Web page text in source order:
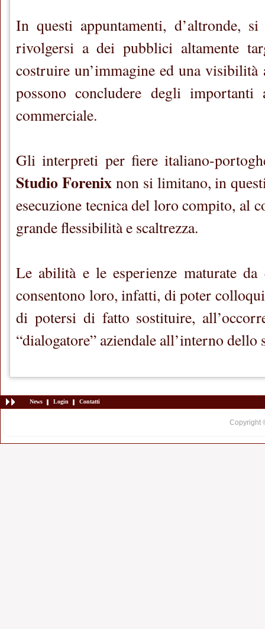
In questi appuntamenti, d’altronde,
rivolgersi a dei pubblici altamente
costruire un’immagine ed una visibilità
possono concludere degli importanti
commerciale.
Gli interpreti per fiere italiano-
Studio Forenixnon si limitano, in
esecuzione tecnica del loro compito, al
grande flessibilità e scaltrezza.
Le abilità e le esperienze maturate da
consentono loro, infatti, di poter
di potersi di fatto sostituire,
“dialogatore” aziendale all’interno dello
News Login Contatti
Copyright